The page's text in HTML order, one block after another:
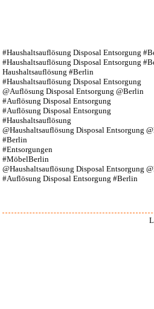
#Haushaltsauflösung Disposal Entsorgung
#Haushaltsauflösung Disposal Entsorgung
Haushaltsauflösung #Berlin
#Haushaltsauflösung Disposal Entsorgung
@Auflösung Disposal Entsorgung @Berlin
#Auflösung Disposal Entsorgung
#Auflösung Disposal Entsorgung
#Haushaltsauflösung
@Haushaltsauflösung Disposal Entsorgung
#Berlin
#Entsorgungen
#MöbelBerlin
@Haushaltsauflösung Disposal Entsorgung
#Auflösung Disposal Entsorgung #Berlin